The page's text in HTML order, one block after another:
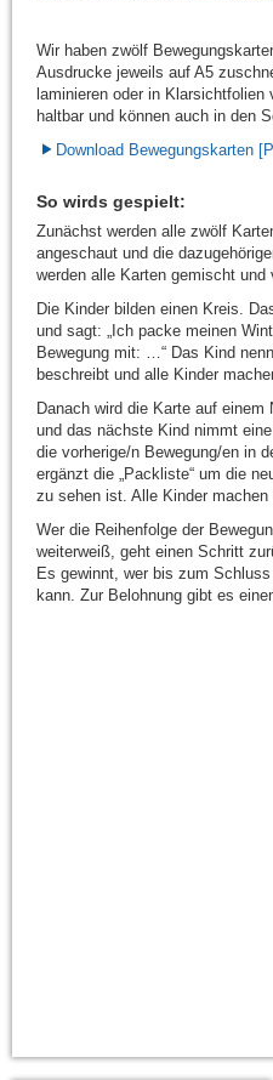
Wir haben zwölf
Ausdrucke jeweils auf A5
laminieren oder in
haltbar und können auch in den
Download Bewegungskarten
So wirds gespielt:
Zunächst werden alle zwölf
angeschaut und die
werden alle Karten gemischt und
Die Kinder bilden einen Kreis.
und sagt: „Ich packe meinen
Bewegung mit: …“ Das Kind
beschreibt und alle Kinder
Danach wird die Karte auf
und das nächste Kind nimmt
die vorherige/n Bewegung/en in
ergänzt die „Packliste“ um die
zu sehen ist. Alle Kinder machen
Wer die Reihenfolge der
weiterweiß, geht einen Schritt
Es gewinnt, wer bis zum
kann. Zur Belohnung gibt es